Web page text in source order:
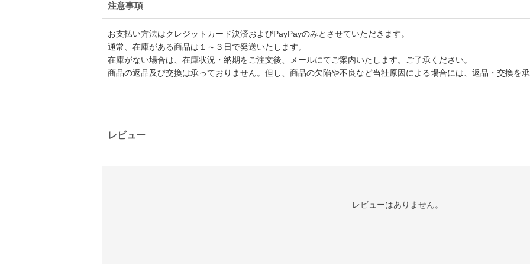
注意事項
お支払い方法はクレジットカード決済およびPayPayのみとさせていただきます。
通常、在庫がある商品は１～３日で発送いたします。
在庫がない場合は、在庫状況・納期をご注文後、メールにてご案内いたします。ご了承ください。
商品の返品及び交換は承っておりません。但し、商品の欠陥や不良など当社原因による場合には、返品・交換を
レビュー
レビューはありません。